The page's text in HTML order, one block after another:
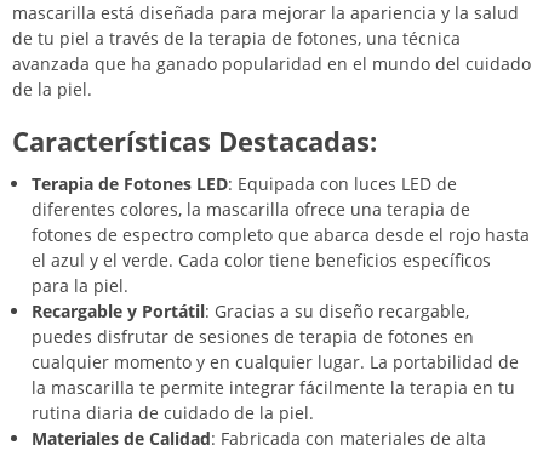
mascarilla está diseñada para mejorar la apariencia y la salud
de tu piel a través de la terapia de fotones, una técnica
avanzada que ha ganado popularidad en el mundo del cuidado
de la piel.
Características Destacadas:
Terapia de Fotones LED: Equipada con luces LED de
diferentes colores, la mascarilla ofrece una terapia de
fotones de espectro completo que abarca desde el rojo hasta
el azul y el verde. Cada color tiene beneficios específicos
para la piel.
Recargable y Portátil: Gracias a su diseño recargable,
puedes disfrutar de sesiones de terapia de fotones en
cualquier momento y en cualquier lugar. La portabilidad de
la mascarilla te permite integrar fácilmente la terapia en tu
rutina diaria de cuidado de la piel.
Materiales de Calidad: Fabricada con materiales de alta